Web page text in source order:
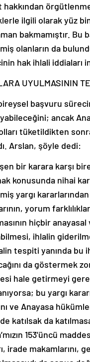
hakkından
ilgili olarak yüz
bakmamıştır. Bu
olanların da
hak ihlali iddiaları
UYULMASININ
başvuru
ancak
tüketildikten
Arslan, şöyle dedi:
bir karara karşı
konusunda nihai
yargı
yorum
hiçbir
ihlalin
tespiti yanında bu
da göstermek
hale getirmeyi
bu yargı
ve Anayasa
katılsak da
153’üncü
irade makamlarını,